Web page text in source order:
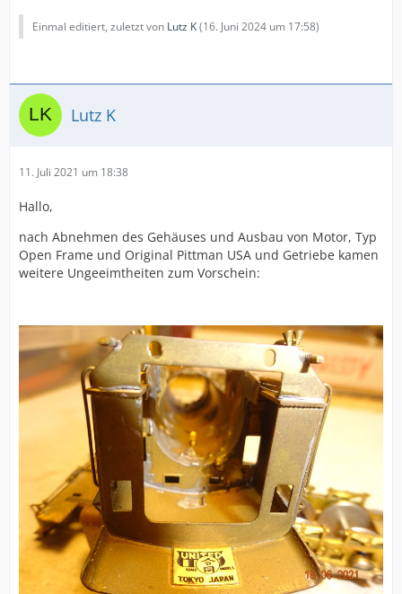
Einmal editiert, zuletzt von Lutz K(16. Juni 2024 um 17:58)
Lutz K
11. Juli 2021 um 18:38
Hallo,
nach Abnehmen des Gehäuses und Ausbau von Motor, Typ
Open Frame und Original Pittman USA und Getriebe kamen
weitere Ungeeimtheiten zum Vorschein: